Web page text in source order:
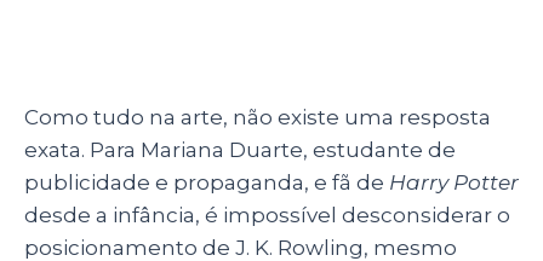
Como tudo na arte, não existe uma resposta
exata. Para Mariana Duarte, estudante de
publicidade e propaganda, e fã de Harry Potter
desde a infância, é impossível desconsiderar o
posicionamento de J. K. Rowling, mesmo